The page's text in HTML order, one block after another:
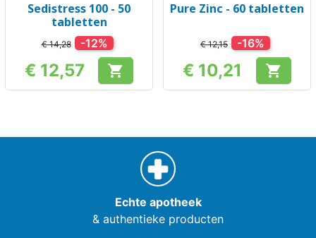
Sedistress 100 - 50
tabletten
€ 14,28 -12%
Prijs
€ 12,57 
Pure Zinc - 60 tabletten
€ 12,15 -16%
Prijs
€ 10,21 
Echte apotheek
& authentieke producten